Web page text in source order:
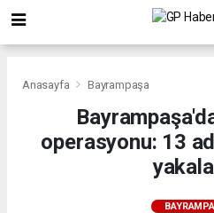
Anasayfa Bayrampaşa
operasyonu: 13